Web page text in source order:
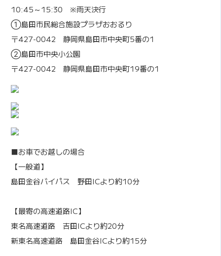
10:45～15:30 ※雨天決行
①島田市民総合施設プラザおおるり
〒427-0042 静岡県島田市中央町5番の1
②島田市中央小公園
〒427-0042 静岡県島田市中央町19番の1
■お車でお越しの場合
【一般道】
島田金谷バイパス 野田ICより約10分
【最寄の高速道路IC】
東名高速道路 吉田ICより約20分
新東名高速道路 島田金谷ICより約15分